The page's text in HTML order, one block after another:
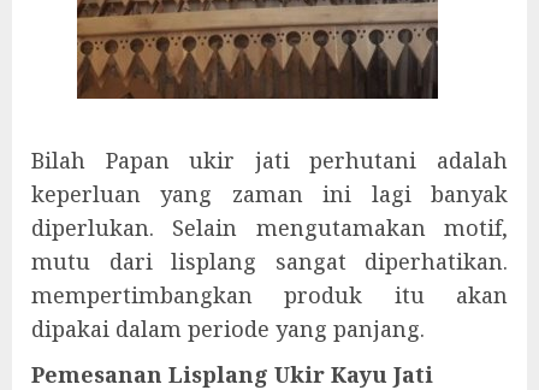
Bilah Papan ukir jati perhutani adalah
keperluan yang zaman ini lagi banyak
diperlukan. Selain mengutamakan motif,
mutu dari lisplang sangat diperhatikan.
mempertimbangkan produk itu akan
dipakai dalam periode yang panjang.
Pemesanan Lisplang Ukir Kayu Jati